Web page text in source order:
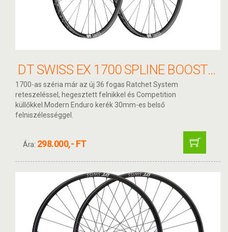
DT SWISS EX 1700 SPLINE BOOST 29" KERÉKSZETT CL 15X110 - 12X148 30MM MICROSPLINE
1700-as széria már az új 36 fogas Ratchet System
reteszeléssel, hegesztett felnikkel és Competition
küllőkkel.Modern Enduro kerék 30mm-es belső
felniszélességgel.
Ára: 298.000,- FT